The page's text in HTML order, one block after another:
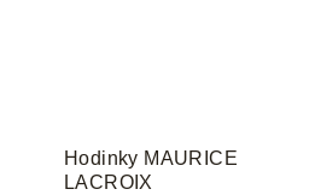
Hodinky MAURICE
LACROIX